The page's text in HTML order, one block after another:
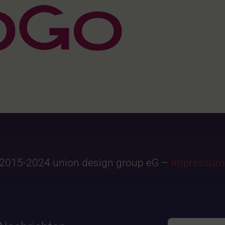
2024 union design group eG – Impressum